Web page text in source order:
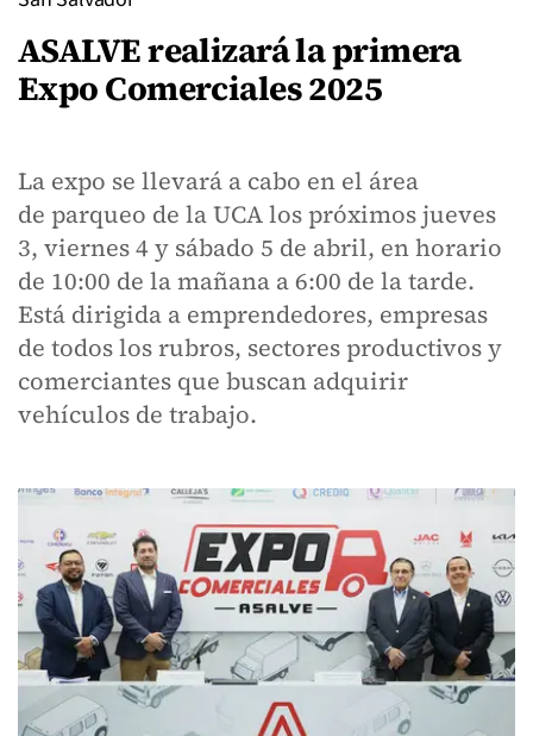
ASALVE realizará la primera
Expo Comerciales 2025
La expo se llevará a cabo en el área
de parqueo de la UCA los próximos jueves
3, viernes 4 y sábado 5 de abril, en horario
de 10:00 de la mañana a 6:00 de la tarde.
Está dirigida a emprendedores, empresas
de todos los rubros, sectores productivos y
comerciantes que buscan adquirir
vehículos de trabajo.